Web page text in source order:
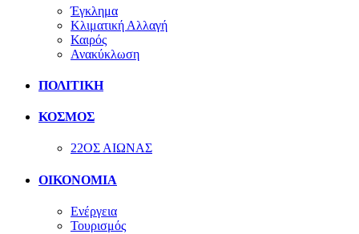
Έγκλημα
Κλιματική Αλλαγή
Καιρός
Ανακύκλωση
ΠΟΛΙΤΙΚΗ
ΚΟΣΜΟΣ
22ΟΣ ΑΙΩΝΑΣ
ΟΙΚΟΝΟΜΙΑ
Ενέργεια
Τουρισμός